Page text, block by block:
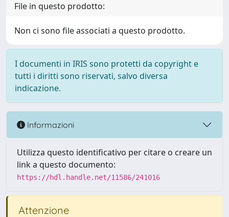
File in questo prodotto:
Non ci sono file associati a questo prodotto.
I documenti in IRIS sono protetti da copyright e
tutti i diritti sono riservati, salvo diversa
indicazione.
Informazioni
Utilizza questo identificativo per citare o creare un
link a questo documento:
https://hdl.handle.net/11586/241016
Attenzione